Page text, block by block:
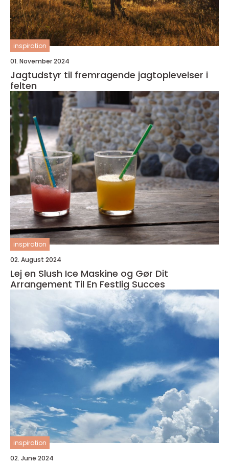
inspiration
01. November 2024
Jagtudstyr til fremragende jagtoplevelser i
felten
inspiration
02. August 2024
Lej en Slush Ice Maskine og Gør Dit
Arrangement Til En Festlig Succes
inspiration
02. June 2024